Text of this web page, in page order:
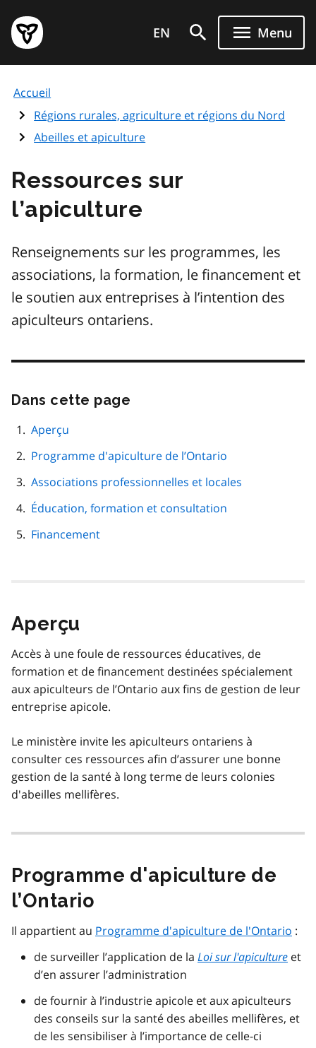
au
contenu
principal
Page
d'accueil
de
l'Ontario
EN Menu
Accueil
Régions rurales, agriculture et régions du Nord
Abeilles et apiculture
Ressources sur
l’apiculture
Renseignements sur les programmes, les
associations, la formation, le financement et
le soutien aux entreprises à l’intention des
apiculteurs ontariens.
Dans cette page
page
Aperçu
Programme d'apiculture de l’Ontario
Associations professionnelles et locales
Éducation, formation et consultation
Financement
Aperçu
Accès à une foule de ressources éducatives, de
formation et de financement destinées spécialement
aux apiculteurs de l’Ontario aux fins de gestion de leur
entreprise apicole.
Le ministère invite les apiculteurs ontariens à
consulter ces ressources afin d’assurer une bonne
gestion de la santé à long terme de leurs colonies
d'abeilles mellifères.
Programme d'apiculture de
l’Ontario
Il appartient au Programme d'apiculture de l'Ontario :
de surveiller l’application de la Loi sur l'apiculture et
d’en assurer l’administration
de fournir à l’industrie apicole et aux apiculteurs
des conseils sur la santé des abeilles mellifères, et
de les sensibiliser à l’importance de celle-ci